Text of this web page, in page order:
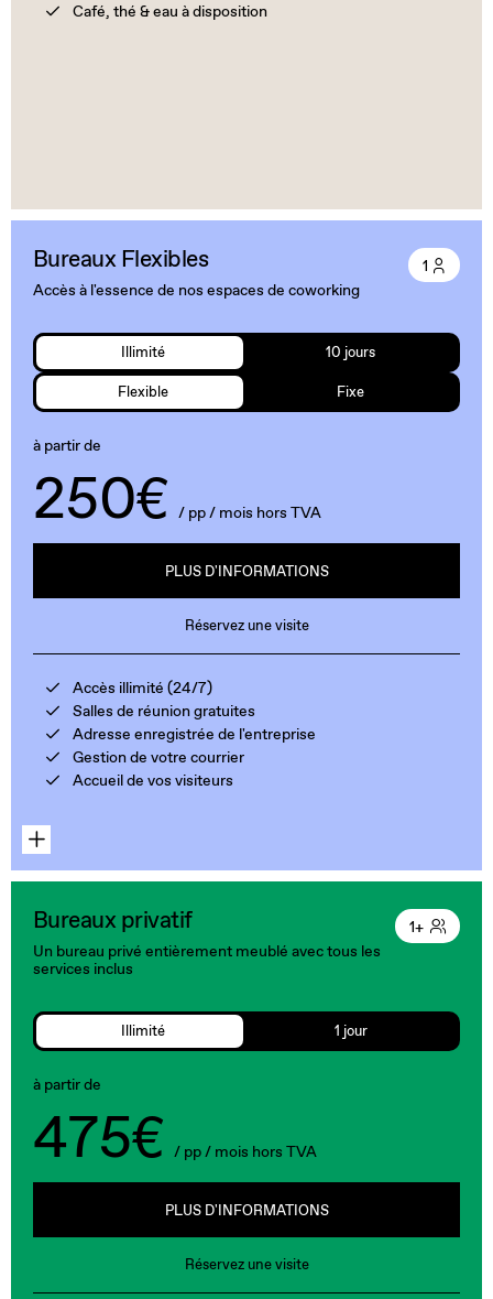
Café, thé & eau à disposition
Bureaux Flexibles
Accès à l'essence de nos espaces de coworking
1
Illimité 10 jours
Flexible Fixe
à partir de
250€ / pp / mois hors TVA
PLUS D'INFORMATIONS
Réservez une visite
Accès illimité (24/7)
Salles de réunion gratuites
Adresse enregistrée de l'entreprise
Gestion de votre courrier
Accueil de vos visiteurs
Bureaux privatif
Un bureau privé entièrement meublé avec tous les
services inclus
1+
Illimité 1 jour
à partir de
475€ / pp / mois hors TVA
PLUS D'INFORMATIONS
Réservez une visite